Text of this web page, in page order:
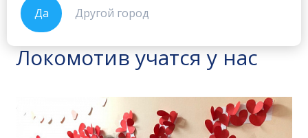
Да Другой город
30.03.2021
Будущие звезды ХК
Локомотив учатся у нас